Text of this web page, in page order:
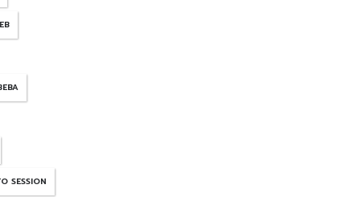
SESSION